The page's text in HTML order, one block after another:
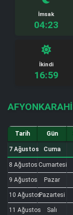
İmsak
04:23
İkindi
16:59
Tarih Gün
7 Ağustos Cuma
8 Ağustos Cumartesi
9 Ağustos Pazar
10 AğustosPazartesi
11 Ağustos Salı